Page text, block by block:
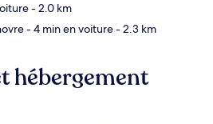
- 2.0 km
- 4 min en voiture- 2.3 km
hébergement